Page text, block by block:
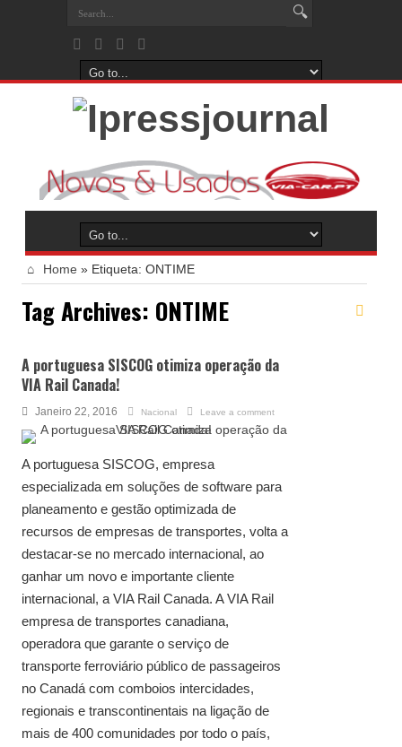
Home » Etiqueta: ONTIME
Tag Archives: ONTIME
A portuguesa SISCOG otimiza operação da
VIA Rail Canada!
Janeiro 22, 2016 Nacional Leave a comment
A portuguesa SISCOG, empresa
especializada em soluções de software para
planeamento e gestão optimizada de
recursos de empresas de transportes, volta a
destacar-se no mercado internacional, ao
ganhar um novo e importante cliente
internacional, a VIA Rail Canada. A VIA Rail
empresa de transportes canadiana,
operadora que garante o serviço de
transporte ferroviário público de passageiros
no Canadá com comboios intercidades,
regionais e transcontinentais na ligação de
mais de 400 comunidades por todo o país,